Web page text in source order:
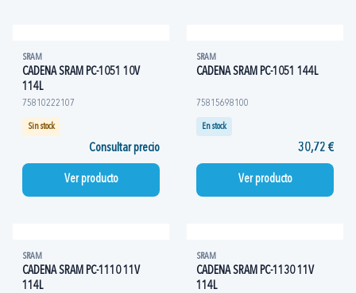
SRAM
CADENA SRAM PC-1051 10V
114L
75810222107
Sin stock
Consultar precio
Ver producto
SRAM
CADENA SRAM PC-1051 144L
75815698100
En stock
30,72 €
Ver producto
SRAM
CADENA SRAM PC-1110 11V
114L
SRAM
CADENA SRAM PC-1130 11V
114L